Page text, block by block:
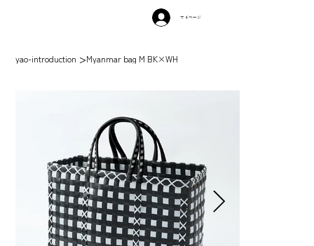
マイページ
yao-introduction >Myanmar bag M BK×WH